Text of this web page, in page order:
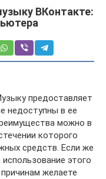
ВКонтакте:
предоставляет
недоступны в ее
можно в
которого
средств. Если же
этого
желаете